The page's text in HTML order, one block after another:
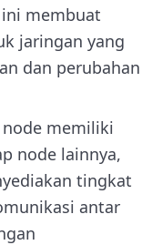
membuat
jaringan yang
dan perubahan
node memiliki
node lainnya,
tingkat
antar